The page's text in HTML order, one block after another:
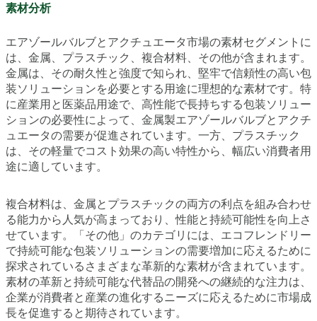
素材分析
エアゾールバルブとアクチュエータ市場の素材セグメントに
は、金属、プラスチック、複合材料、その他が含まれます。
金属は、その耐久性と強度で知られ、堅牢で信頼性の高い包
装ソリューションを必要とする用途に理想的な素材です。特
に産業用と医薬品用途で、高性能で長持ちする包装ソリュー
ションの必要性によって、金属製エアゾールバルブとアクチ
ュエータの需要が促進されています。一方、プラスチック
は、その軽量でコスト効果の高い特性から、幅広い消費者用
途に適しています。
複合材料は、金属とプラスチックの両方の利点を組み合わせ
る能力から人気が高まっており、性能と持続可能性を向上さ
せています。「その他」のカテゴリには、エコフレンドリー
で持続可能な包装ソリューションの需要増加に応えるために
探求されているさまざまな革新的な素材が含まれています。
素材の革新と持続可能な代替品の開発への継続的な注力は、
企業が消費者と産業の進化するニーズに応えるために市場成
長を促進すると期待されています。